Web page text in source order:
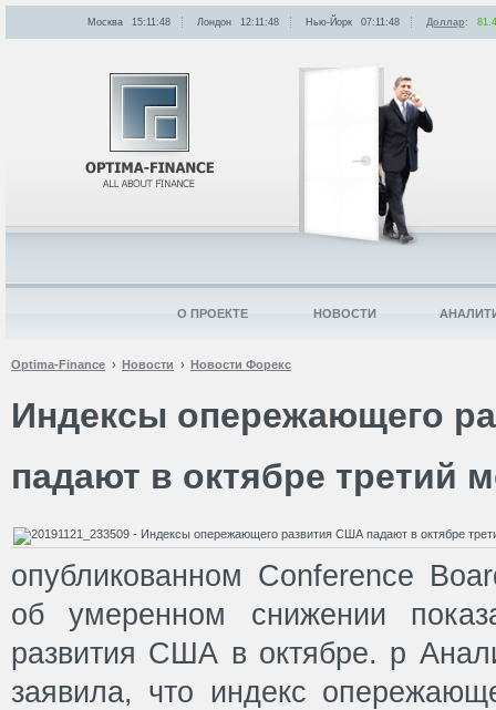
Optima-Finance Новости Новости Форекс
Индексы опережающего
падают в октябре третий
опубликованном Conference
об умеренном снижении
развития США в октябре. p
заявила, что индекс
Москва 15:11:48 Лондон 12:11:48 Нью-Йорк 07:11:48 Доллар:
О ПРОЕКТЕ НОВОСТИ